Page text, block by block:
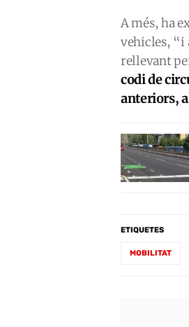
A més, ha
vehicles, “i
rellevant
codi de
anteriors,
ETIQUETES
MOBILITAT